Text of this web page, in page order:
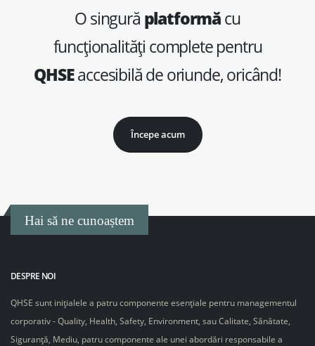
O singură platformăcu
funcționalități complete pentru
QHSEaccesibilă de oriunde, oricând!
Începe acum
Hai să ne cunoaștem
DESPRE NOI
QHSE sunt inițialele a patru componente esențiale pentru managementul
corporativ - Quality, Health, Safety, Environment, sau Calitate, Sănătate,
Siguranță, Mediu, patru componente ale unei abordări responsabile a